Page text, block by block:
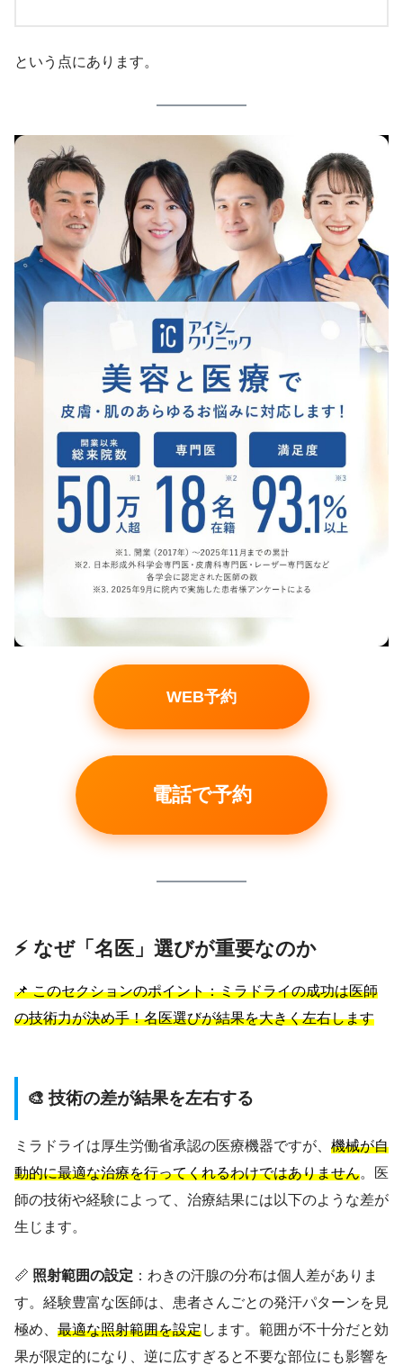
という点にあります。
WEB予約
電話で予約
⚡ なぜ「名医」選びが重要なのか
📌 このセクションのポイント：ミラドライの成功は医師
の技術力が決め手！名医選びが結果を大きく左右します
🎨 技術の差が結果を左右する
ミラドライは厚生労働省承認の医療機器ですが、 機械が自
動的に最適な治療を行ってくれるわけではありません。医
師の技術や経験によって、治療結果には以下のような差が
生じます。
📏 照射範囲の設定 ：わきの汗腺の分布は個人差がありま
す。経験豊富な医師は、患者さんごとの発汗パターンを見
極め、 最適な照射範囲を設定します。範囲が不十分だと効
果が限定的になり、逆に広すぎると不要な部位にも影響を